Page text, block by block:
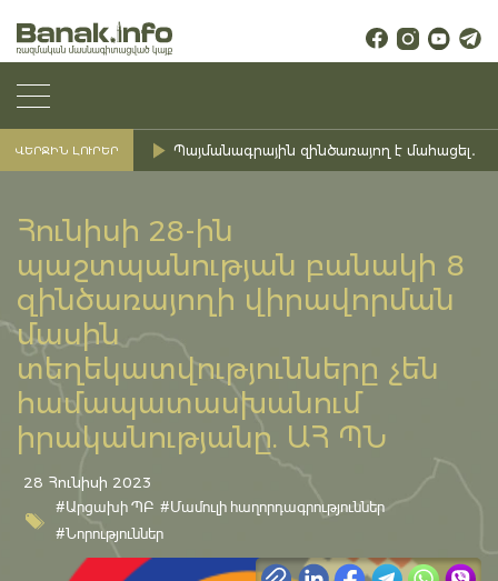
ՎԵՐՋԻՆ ԼՈՒՐԵՐ Պայմանագրային զինծառայող է մահացել․
Հունիսի 28-ին
պաշտպանության բանակի 8
զինծառայողի վիրավորման
մասին
տեղեկատվությունները չեն
համապատասխանում
իրականությանը. ԱՀ ՊՆ
28 Հունիսի 2023
#Արցախի ՊԲ #Մամուլի հաղորդագրություններ
#Նորություններ